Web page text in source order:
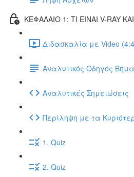
ΚΕΦΑΛΑΙΟ 1: ΤΙ ΕΙΝΑΙ V-RAY
Διδασκαλία με Video
Αναλυτικός Οδηγός
Αναλυτικές Σημειώσεις
Περίληψη με τα
1. Quiz
2. Quiz